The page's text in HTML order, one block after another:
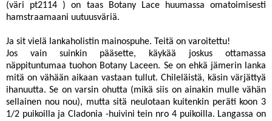
(väri pt2114 ) on taas Botany Lace huumassa omatoimisesti
hamstraamaani uutuusväriä.
Ja sit vielä lankaholistin mainospuhe. Teitä on varoitettu!
Jos vain suinkin pääsette, käykää joskus ottamassa
näppituntumaa tuohon Botany Laceen. Se on ehkä jämerin lanka
mitä on vähään aikaan vastaan tullut. Chileläistä, käsin värjättyä
ihanuutta. Se on varsin ohutta (mikä siis on ainakin mulle vähän
sellainen nou nou), mutta sitä neulotaan kuitenkin peräti koon 3
1/2 puikoilla ja Cladonia -huivini tein nro 4 puikoilla. Langassa on